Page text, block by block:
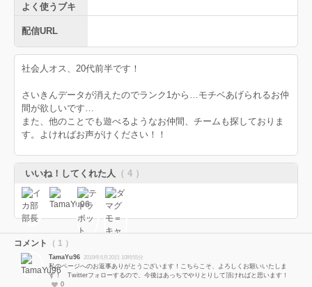
よく使うブキ
配信URL
社会人オス、20代前半です！
さいきんデータが消えたのでランク1から…モチベあげられるお仲
間が欲しいです…
また、他のことでも遊べるようなお仲間、チームも探しておりま
す。よければお声がけください！！
いいね！してくれた人 （ 4 ）
コメント （ 1 ）
TamaYu96 2019年6月20日 10時55分
私のページへのお返事ありがとうございます！こちらこそ、よろしくお願いいたしま
す！ Twitterフォローするので、今後はあっちでやりとりして頂ければと思います！
0